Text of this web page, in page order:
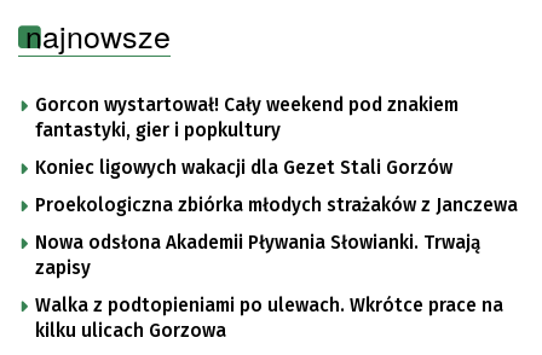
najnowsze
Gorcon wystartował! Cały weekend pod znakiem
fantastyki, gier i popkultury
Koniec ligowych wakacji dla Gezet Stali Gorzów
Proekologiczna zbiórka młodych strażaków z Janczewa
Nowa odsłona Akademii Pływania Słowianki. Trwają
zapisy
Walka z podtopieniami po ulewach. Wkrótce prace na
kilku ulicach Gorzowa